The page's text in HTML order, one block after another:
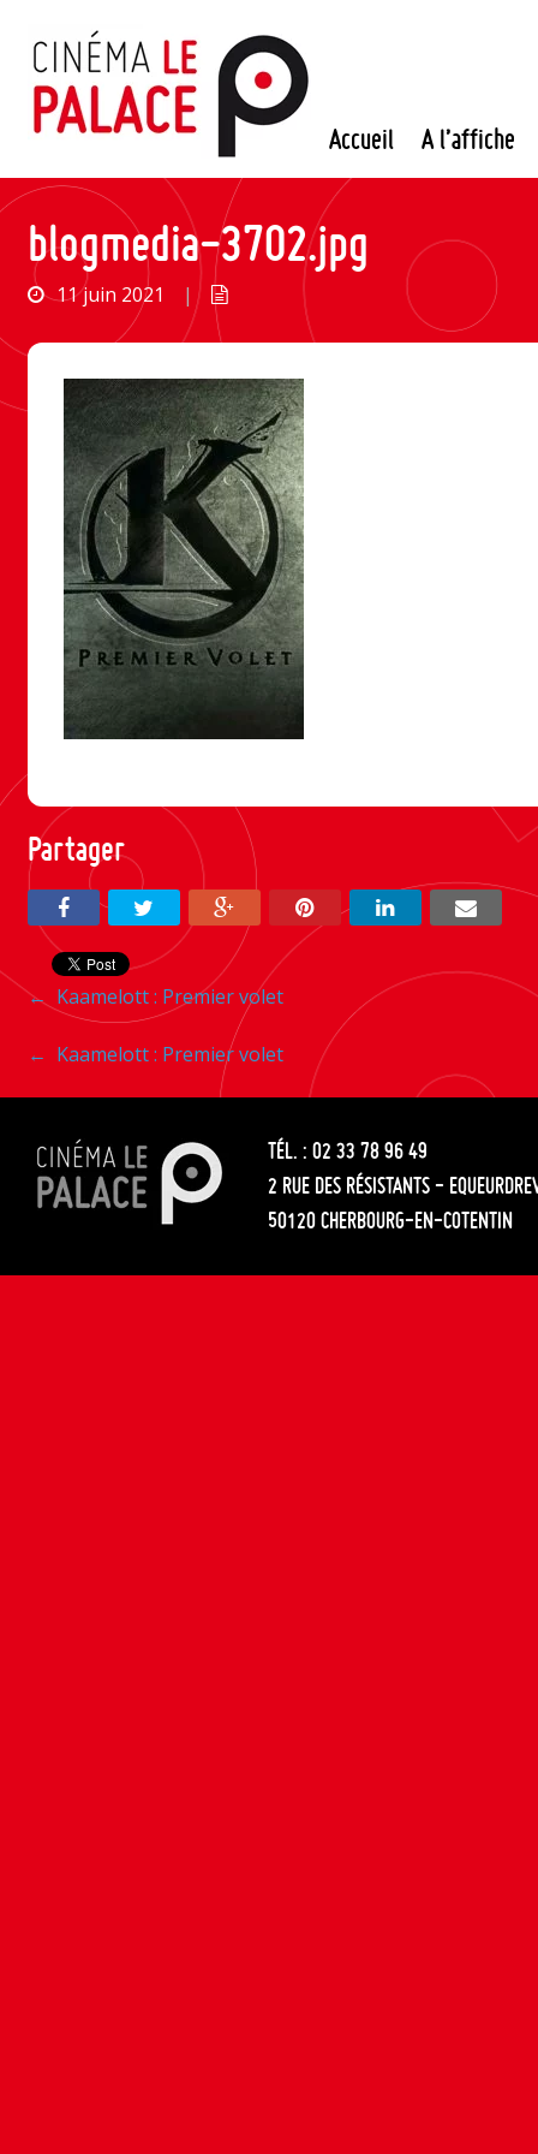
contenu
Accueil A l’affiche
blogmedia-3702.jpg
11 juin 2021 |
Partager
Navigation
entre
les
articles
← Kaamelott : Premier volet
Navigation
entre
les
articles
← Kaamelott : Premier volet
TÉL. : 02 33 78 96 49
2 RUE DES RÉSISTANTS -
50120 CHERBOURG-EN-COTENTIN